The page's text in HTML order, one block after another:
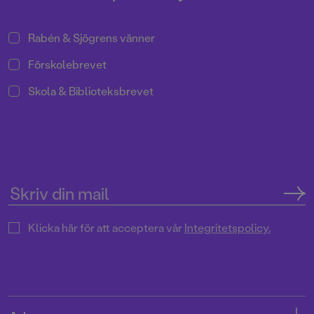
Rabén & Sjögrens vänner
Förskolebrevet
Skola & Biblioteksbrevet
Klicka här för att acceptera vårIntegritetspolicy.